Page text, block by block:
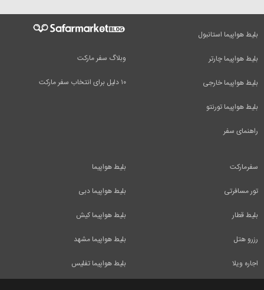
وبلاگ سفر مارکت
۱۰ دلیل برای انتخاب سفر مارکت
بلیط هواپیما استانبول
بلیط هواپیما چارتر
بلیط هواپیما خارجی
بلیط هواپیما تورنتو
راهنمای سفر
بلیط هواپیما
بلیط هواپیما دبی
بلیط هواپیما کیش
بلیط هواپیما مشهد
بلیط هواپیما تفلیس
سفرمارکت
تور مسافرتی
بلیط قطار
رزرو هتل
اجاره ویلا